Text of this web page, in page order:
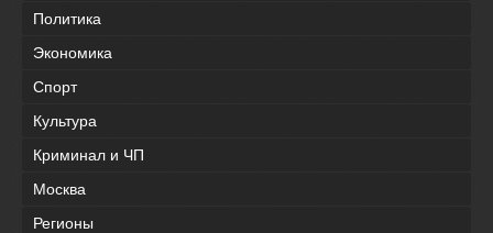
Политика
Экономика
Спорт
Культура
Криминал и ЧП
Москва
Регионы